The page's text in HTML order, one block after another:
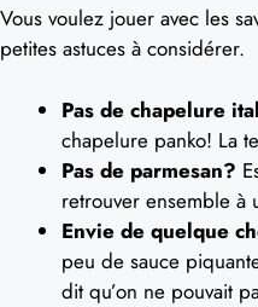
Vous voulez jouer avec les
petites astuces à considérer.
Pas de chapelure
chapelure panko! La
Pas de parmesan?
retrouver ensemble à
Envie de quelque
peu de sauce
dit qu’on ne pouvait